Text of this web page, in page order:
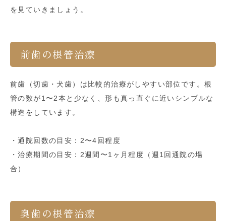
を見ていきましょう。
前歯の根管治療
前歯（切歯・犬歯）は比較的治療がしやすい部位です。根
管の数が1〜2本と少なく、形も真っ直ぐに近いシンプルな
構造をしています。
・通院回数の目安：2〜4回程度
・治療期間の目安：2週間〜1ヶ月程度（週1回通院の場
合）
奥歯の根管治療